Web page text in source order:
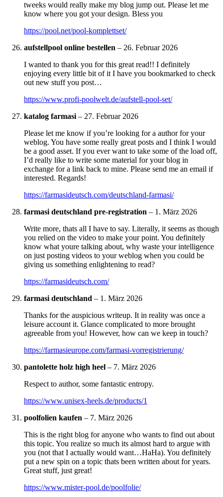
tweeks would really make my blog jump out. Please let me
know where you got your design. Bless you
https://pool.net/pool-komplettset/
aufstellpool online bestellen – 26. Februar 2026
I wanted to thank you for this great read!! I definitely
enjoying every little bit of it I have you bookmarked to check
out new stuff you post…
https://www.profi-poolwelt.de/aufstell-pool-set/
katalog farmasi – 27. Februar 2026
Please let me know if you’re looking for a author for your
weblog. You have some really great posts and I think I would
be a good asset. If you ever want to take some of the load off,
I’d really like to write some material for your blog in
exchange for a link back to mine. Please send me an email if
interested. Regards!
https://farmasideutsch.com/deutschland-farmasi/
farmasi deutschland pre-registration – 1. März 2026
Write more, thats all I have to say. Literally, it seems as though
you relied on the video to make your point. You definitely
know what youre talking about, why waste your intelligence
on just posting videos to your weblog when you could be
giving us something enlightening to read?
https://farmasideutsch.com/
farmasi deutschland – 1. März 2026
Thanks for the auspicious writeup. It in reality was once a
leisure account it. Glance complicated to more brought
agreeable from you! However, how can we keep in touch?
https://farmasieurope.com/farmasi-vorregistrierung/
pantolette holz high heel – 7. März 2026
Respect to author, some fantastic entropy.
https://www.unisex-heels.de/products/1
poolfolien kaufen – 7. März 2026
This is the right blog for anyone who wants to find out about
this topic. You realize so much its almost hard to argue with
you (not that I actually would want…HaHa). You definitely
put a new spin on a topic thats been written about for years.
Great stuff, just great!
https://www.mister-pool.de/poolfolie/